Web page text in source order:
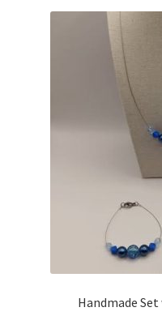
Handmade